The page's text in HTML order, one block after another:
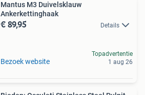
Mantus M3 Duivelsklauw
Ankerkettinghaak
€ 89,95 Details
Bezoek website
Topadvertentie
1 aug 26